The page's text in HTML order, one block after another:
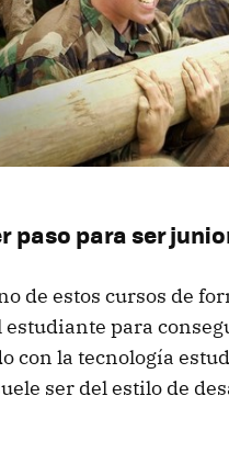
paso para ser
de estos cursos de
estudiante para
con la tecnología
ser del estilo de